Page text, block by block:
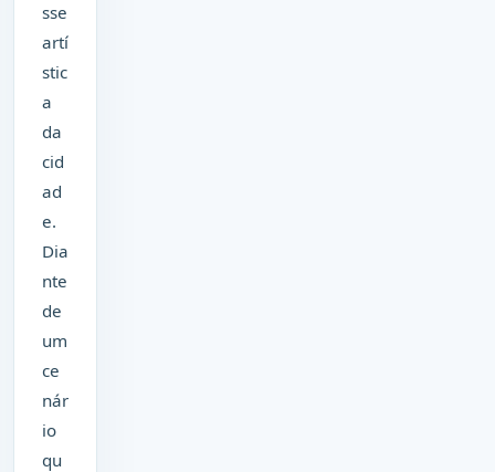
sse
artí
stic
a
da
cid
ad
e.
Dia
nte
de
um
ce
nár
io
qu